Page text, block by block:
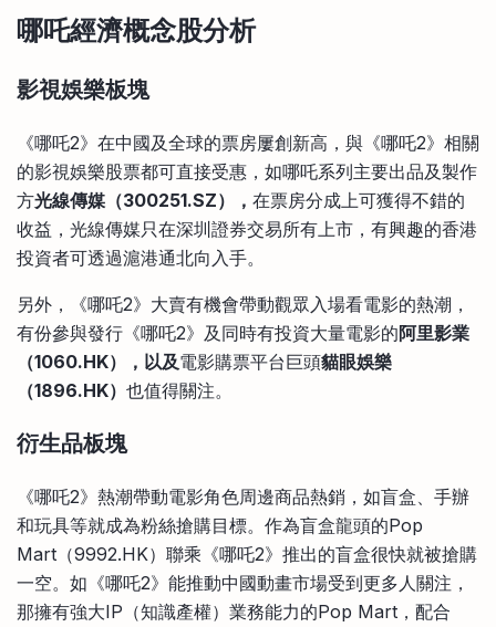
哪吒經濟概念股分析
影視娛樂板塊
《哪吒2》在中國及全球的票房屢創新高，與《哪吒2》相關
的影視娛樂股票都可直接受惠，如哪吒系列主要出品及製作
方光線傳媒（300251.SZ）， 在票房分成上可獲得不錯的
收益，光線傳媒只在深圳證券交易所有上市，有興趣的香港
投資者可透過滬港通北向入手。
另外，《哪吒2》大賣有機會帶動觀眾入場看電影的熱潮，
有份參與發行《哪吒2》及同時有投資大量電影的阿里影業
（1060.HK），以及電影購票平台巨頭貓眼娛樂
（1896.HK） 也值得關注。
衍生品板塊
《哪吒2》熱潮帶動電影角色周邊商品熱銷，如盲盒、手辦
和玩具等就成為粉絲搶購目標。作為盲盒龍頭的Pop
Mart（9992.HK）聯乘《哪吒2》推出的盲盒很快就被搶購
一空。如《哪吒2》能推動中國動畫市場受到更多人關注，
那擁有強大IP（知識產權）業務能力的Pop Mart，配合